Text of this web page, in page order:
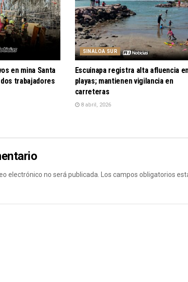
en mina Santa
trabajadores
SINALOA SUR
Escuinapa registra alta afluencia
playas; mantienen vigilancia en
carreteras
8 abril, 2026
electrónico no será publicada. Los campos obligatorios